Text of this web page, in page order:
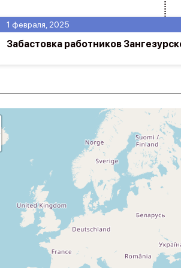
1 февраля, 2025
Забастовка работников